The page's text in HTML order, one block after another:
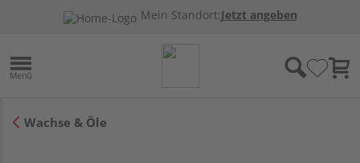
Mein Standort:Jetzt angeben
Wachse & Öle